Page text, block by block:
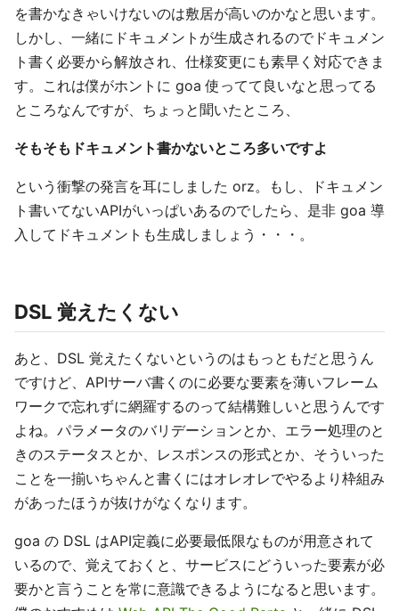
を書かなきゃいけないのは敷居が高いのかなと思います。
しかし、一緒にドキュメントが生成されるのでドキュメン
ト書く必要から解放され、仕様変更にも素早く対応できま
す。これは僕がホントに goa 使ってて良いなと思ってる
ところなんですが、ちょっと聞いたところ、
そもそもドキュメント書かないところ多いですよ
という衝撃の発言を耳にしました orz。もし、ドキュメン
ト書いてないAPIがいっぱいあるのでしたら、是非 goa 導
入してドキュメントも生成しましょう・・・。
DSL 覚えたくない
あと、DSL 覚えたくないというのはもっともだと思うん
ですけど、APIサーバ書くのに必要な要素を薄いフレーム
ワークで忘れずに網羅するのって結構難しいと思うんです
よね。パラメータのバリデーションとか、エラー処理のと
きのステータスとか、レスポンスの形式とか、そういった
ことを一揃いちゃんと書くにはオレオレでやるより枠組み
があったほうが抜けがなくなります。
goa の DSL はAPI定義に必要最低限なものが用意されて
いるので、覚えておくと、サービスにどういった要素が必
要かと言うことを常に意識できるようになると思います。